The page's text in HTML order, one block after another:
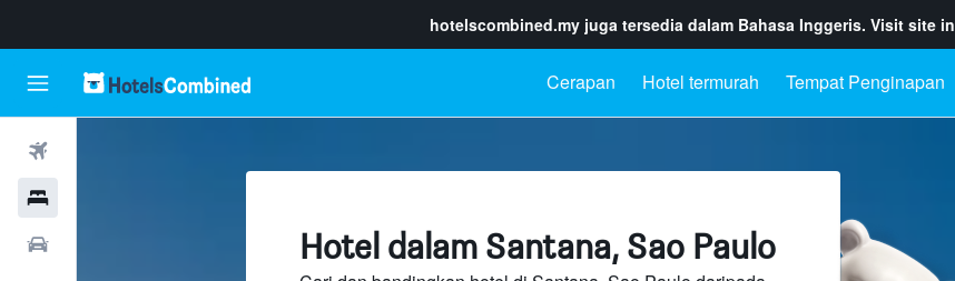
hotelscombined.my juga tersedia dalam Bahasa Inggeris. Visit site in
Cerapan Hotel termurah Tempat Penginapan
Hotel dalam Santana, Sao Paulo